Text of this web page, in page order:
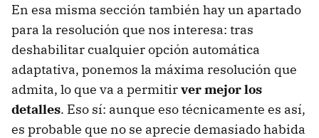
En esa misma sección también hay un apartado
para la resolución que nos interesa: tras
deshabilitar cualquier opción automática
adaptativa, ponemos la máxima resolución que
admita, lo que va a permitirver mejor los
detalles. Eso sí: aunque eso técnicamente es así,
es probable que no se aprecie demasiado habida